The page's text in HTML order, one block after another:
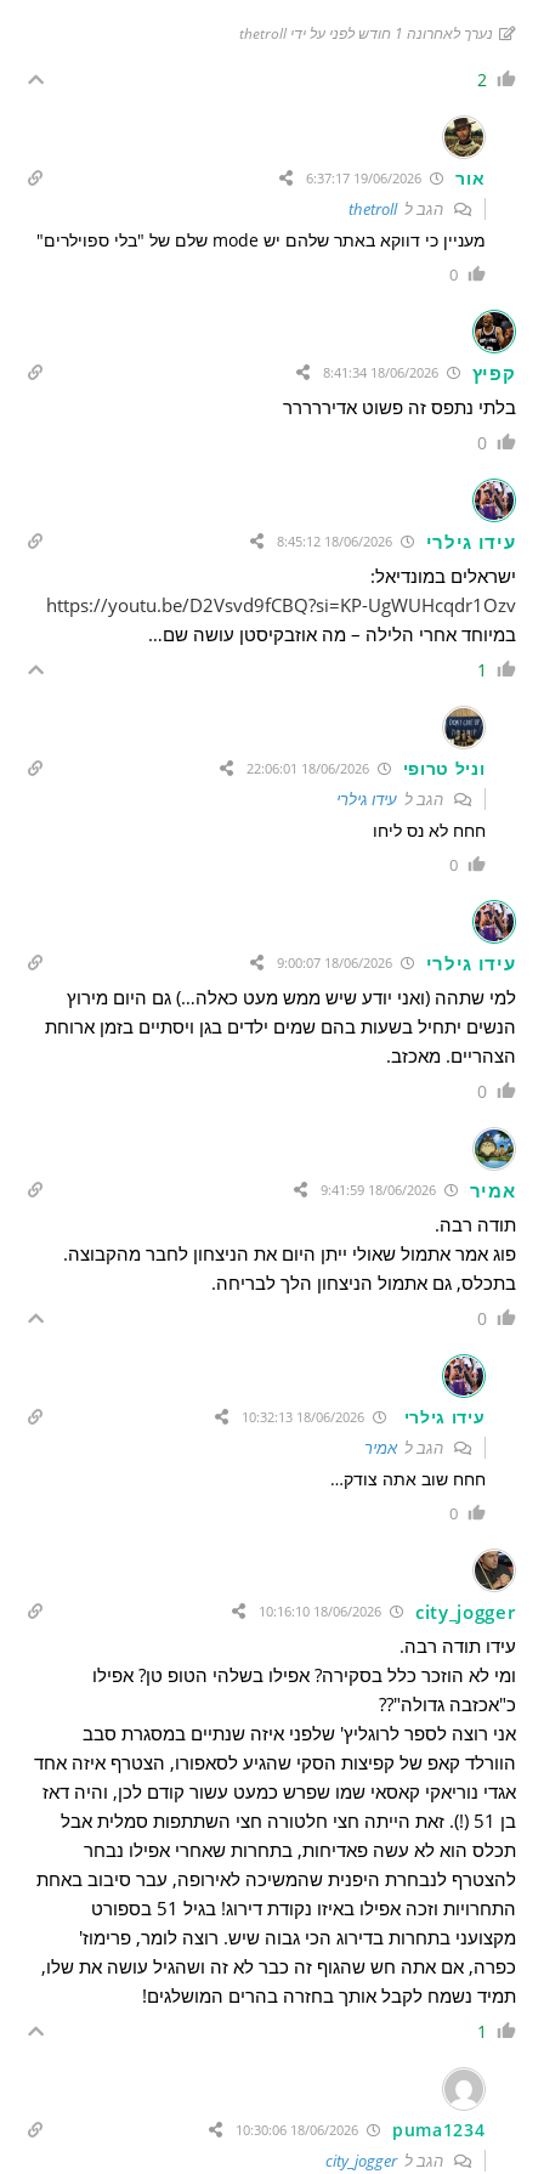
נערך לאחרונה 1 חודש לפני על ידי thetroll
2
אור
הגב לthetroll
מעניין כי דווקא באתר שלהם יש mode שלם של "בלי ספוילרים"
0
קפיץ 18/06/2026 8:41:34
בלתי נתפס זה פשוט אדיררררר
0
עידו גילרי 18/06/2026 8:45:12
ישראלים במונדיאל:
https://youtu.be/D2Vsvd9fCBQ?si=KP-UgWUHcqdr1Ozv
במיוחד אחרי הלילה – מה אוזבקיסטן עושה שם…
1
וניל טרופי 18/06/2026 22:06:01
הגב לעידו גילרי
חחח לא נס ליחו
0
עידו גילרי 18/06/2026 9:00:07
למי שתהה (ואני יודע שיש ממש מעט כאלה…) גם היום מירוץ
הנשים יתחיל בשעות בהם שמים ילדים בגן ויסתיים בזמן ארוחת
הצהריים. מאכזב.
0
אמיר 18/06/2026 9:41:59
תודה רבה.
פוג אמר אתמול שאולי ייתן היום את הניצחון לחבר מהקבוצה.
בתכלס, גם אתמול הניצחון הלך לבריחה.
0
עידו גילרי 18/06/2026 10:32:13
הגב לאמיר
חחח שוב אתה צודק…
0
city_jogger
18/06/2026 10:16:10
עידו תודה רבה.
ומי לא הוזכר כלל בסקירה? אפילו בשלהי הטופ טן? אפילו
כ"אכזבה גדולה"??
אני רוצה לספר לרוגליץ' שלפני איזה שנתיים במסגרת סבב
הוורלד קאפ של קפיצות הסקי שהגיע לסאפורו, הצטרף איזה אחד
אגדי נוריאקי קאסאי שמו שפרש כמעט עשור קודם לכן, והיה דאז
בן 51 (!). זאת הייתה חצי חלטורה חצי השתתפות סמלית אבל
תכלס הוא לא עשה פאדיחות, בתחרות שאחרי אפילו נבחר
להצטרף לנבחרת היפנית שהמשיכה לאירופה, עבר סיבוב באחת
התחרויות וזכה אפילו באיזו נקודת דירוג! בגיל 51 בספורט
מקצועני בתחרות בדירוג הכי גבוה שיש. רוצה לומר, פרימוז'
כפרה, אם אתה חש שהגוף זה כבר לא זה ושהגיל עושה את שלו,
תמיד נשמח לקבל אותך בחזרה בהרים המושלגים!
1
puma1234
18/06/2026 10:30:06
הגב לcity_jogger